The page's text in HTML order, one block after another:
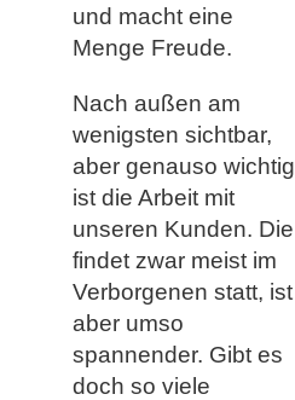
und macht eine
Menge Freude.
Nach außen am
wenigsten sichtbar,
aber genauso wichtig
ist die Arbeit mit
unseren Kunden. Die
findet zwar meist im
Verborgenen statt, ist
aber umso
spannender. Gibt es
doch so viele